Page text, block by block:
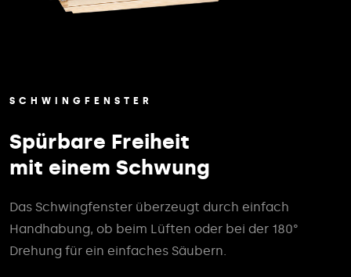
SCHWINGFENSTER
Spürbare Freiheit
mit einem Schwung
Das Schwingfenster überzeugt durch einfach
Handhabung, ob beim Lüften oder bei der 180°
Drehung für ein einfaches Säubern.